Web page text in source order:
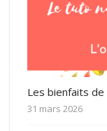
Les bienfaits de
31 mars 2026